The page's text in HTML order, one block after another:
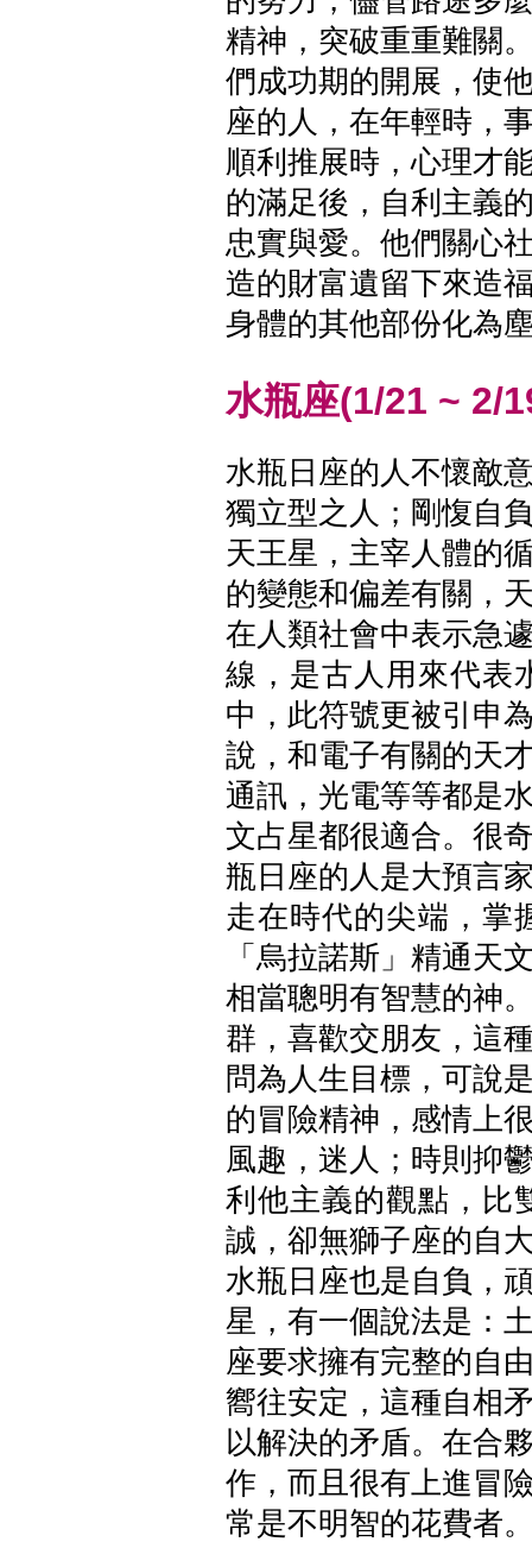
精神，突破重重難關
們成功期的開展，使
座的人，在年輕時，
順利推展時，心理才
的滿足後，自利主義
忠實與愛。他們關心
造的財富遺留下來造
身體的其他部份化為
水瓶座(1/21 ~ 2/
水瓶日座的人不懷敵
獨立型之人；剛愎自
天王星，主宰人體的
的變態和偏差有關，
在人類社會中表示急
線，是古人用來代表
中，此符號更被引申
說，和電子有關的天
通訊，光電等等都是
文占星都很適合。很
瓶日座的人是大預言
走在時代的尖端，掌
「烏拉諾斯」精通天
相當聰明有智慧的神
群，喜歡交朋友，這
問為人生目標，可說
的冒險精神，感情上
風趣，迷人；時則抑
利他主義的觀點，比
誠，卻無獅子座的自
水瓶日座也是自負，
星，有一個說法是：
座要求擁有完整的自
嚮往安定，這種自相
以解決的矛盾。在合
作，而且很有上進冒
常是不明智的花費者